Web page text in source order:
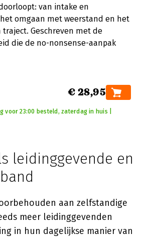
van intake en
omgaan met weerstand en het
Geschreven met de
die de no-nonsense-aanpak
€ 28,95
voor 23:00 besteld, zaterdag in huis |
leidinggevende en
aan zelfstandige
meer leidinggevenden
in hun dagelijkse manier van